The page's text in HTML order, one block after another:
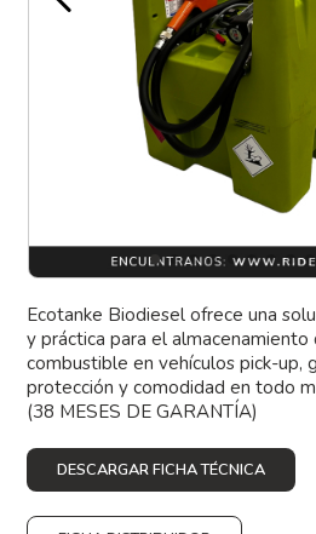
Ecotanke Biodiesel ofrece una
y práctica para el almacenamiento
combustible en vehículos pick-up,
protección y comodidad en todo
(38 MESES DE GARANTÍA)
DESCARGAR FICHA TÉCNICA